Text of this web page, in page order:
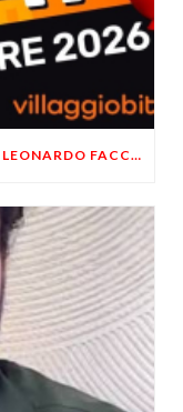
VILLAGGIO BITCOIN, “OPEN DAY 5”: LEONARDO FACCO OSPITE A BRESCIA